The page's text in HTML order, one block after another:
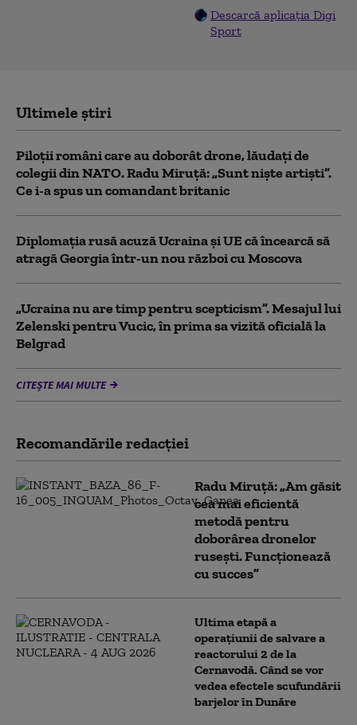
Descarcă aplicația Digi
Sport
Ultimele știri
Piloții români care au doborât drone, lăudați de
colegii din NATO. Radu Miruță: „Sunt niște artiști”.
Ce i-a spus un comandant britanic
Diplomaţia rusă acuză Ucraina şi UE că încearcă să
atragă Georgia într-un nou război cu Moscova
„Ucraina nu are timp pentru scepticism”. Mesajul lui
Zelenski pentru Vucic, în prima sa vizită oficială la
Belgrad
CITEȘTE MAI MULTE
Recomandările redacţiei
Radu Miruță: „Am găsit
cea mai eficientă
metodă pentru
doborârea dronelor
rusești. Funcționează
cu succes”
Ultima etapă a
operațiunii de salvare a
reactorului 2 de la
Cernavodă. Când se vor
vedea efectele scufundării
barjelor în Dunăre